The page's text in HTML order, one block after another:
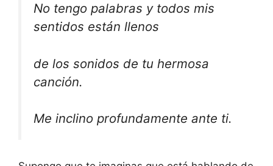
No tengo palabras y todos mis
sentidos están llenos
de los sonidos de tu hermosa
canción.
Me inclino profundamente ante ti.